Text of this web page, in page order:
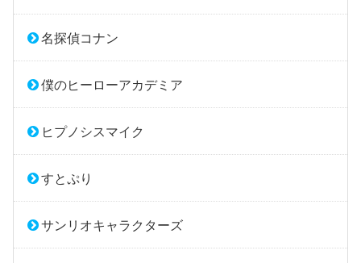
名探偵コナン
僕のヒーローアカデミア
ヒプノシスマイク
すとぷり
サンリオキャラクターズ